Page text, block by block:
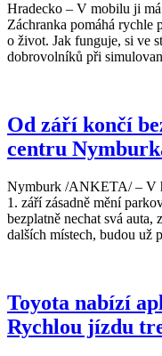
Hradecko – V mobilu ji
Záchranka pomáhá rychle
o život. Jak funguje, si ve
dobrovolníků při
Od září končí
centru
Nymburk /ANKETA/ – V
1. září zásadně mění
bezplatně nechat svá auta,
dalších místech, budou už
Toyota nabízí
Rychlou jízdu